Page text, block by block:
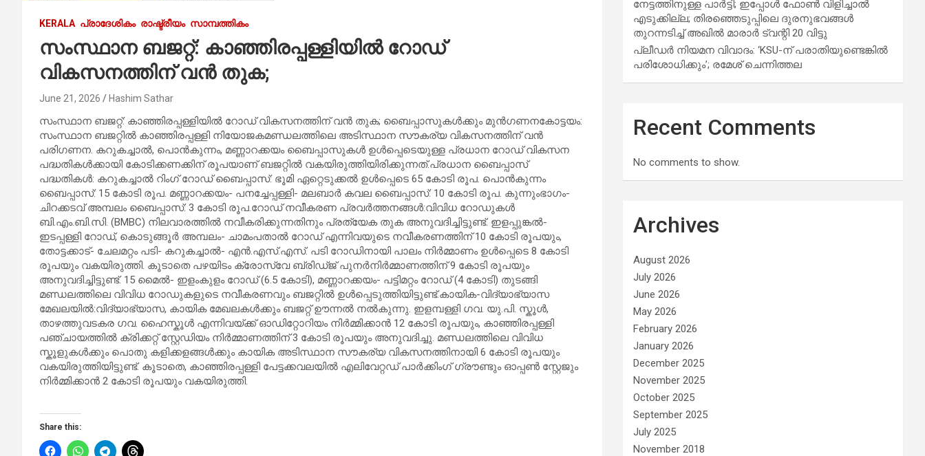
KERALA പ്രാദേശികം രാഷ്ട്രീയം സാമ്പത്തികം
സംസ്ഥാന ബജറ്റ്: കാഞ്ഞിരപ്പള്ളിയിൽ റോഡ്
വികസനത്തിന് വൻ തുക;
June 21, 2026 Hashim Sathar
സംസ്ഥാന ബജറ്റ്: കാഞ്ഞിരപ്പള്ളിയിൽ റോഡ് വികസനത്തിന് വൻ തുക; ബൈപ്പാസുകൾക്കും മുൻഗണനകോട്ടയം:
സംസ്ഥാന ബജറ്റിൽ കാഞ്ഞിരപ്പള്ളി നിയോജകമണ്ഡലത്തിലെ അടിസ്ഥാന സൗകര്യ വികസനത്തിന് വൻ
പരിഗണന. കറുകച്ചാൽ, പൊൻകുന്നം, മണ്ണാറക്കയം ബൈപ്പാസുകൾ ഉൾപ്പെടെയുള്ള പ്രധാന റോഡ് വികസന
പദ്ധതികൾക്കായി കോടിക്കണക്കിന് രൂപയാണ് ബജറ്റിൽ വകയിരുത്തിയിരിക്കുന്നത്.പ്രധാന ബൈപ്പാസ്
പദ്ധതികൾ: കറുകച്ചാൽ റിംഗ് റോഡ് ബൈപ്പാസ്: ഭൂമി ഏറ്റെടുക്കൽ ഉൾപ്പെടെ 65 കോടി രൂപ. പൊൻകുന്നം
ബൈപ്പാസ്: 15 കോടി രൂപ. മണ്ണാറക്കയം- പനച്ചേപ്പള്ളി- മലബാർ കവല ബൈപ്പാസ്: 10 കോടി രൂപ. കുന്നുംഭാഗം-
ചിറക്കടവ് അമ്പലം ബൈപ്പാസ്: 3 കോടി രൂപ.റോഡ് നവീകരണ പ്രവർത്തനങ്ങൾ:വിവിധ റോഡുകൾ
ബി.എം.ബി.സി. (BMBC) നിലവാരത്തിൽ നവീകരിക്കുന്നതിനും പ്രത്യേക തുക അനുവദിച്ചിട്ടുണ്ട്. ഇളപ്പുങ്കൽ-
ഇടപ്പള്ളി റോഡ്, കൊടുങ്ങൂർ അമ്പലം- ചാമംപതാൽ റോഡ് എന്നിവയുടെ നവീകരണത്തിന് 10 കോടി രൂപയും,
തോട്ടക്കാട്- ചേലമറ്റം പടി- കറുകച്ചാൽ- എൻ.എസ്.എസ്. പടി റോഡിനായി പാലം നിർമ്മാണം ഉൾപ്പെടെ 8 കോടി
രൂപയും വകയിരുത്തി. കൂടാതെ പഴയിടം ക്രോസ്‌വേ ബ്രിഡ്ജ് പുനർനിർമ്മാണത്തിന് 9 കോടി രൂപയും
അനുവദിച്ചിട്ടുണ്ട്. 15 മൈൽ- ഇളംകുളം റോഡ് (6.5 കോടി), മണ്ണാറക്കയം- പട്ടിമറ്റം റോഡ് (4 കോടി) തുടങ്ങി
മണ്ഡലത്തിലെ വിവിധ റോഡുകളുടെ നവീകരണവും ബജറ്റിൽ ഉൾപ്പെടുത്തിയിട്ടുണ്ട്.കായിക-വിദ്യാഭ്യാസ
മേഖലയിൽ:വിദ്യാഭ്യാസ, കായിക മേഖലകൾക്കും ബജറ്റ് ഊന്നൽ നൽകുന്നു. ഇളമ്പള്ളി ഗവ. യു.പി. സ്കൂൾ,
താഴത്തുവടകര ഗവ. ഹൈസ്കൂൾ എന്നിവയ്ക്ക് ഓഡിറ്റോറിയം നിർമ്മിക്കാൻ 12 കോടി രൂപയും, കാഞ്ഞിരപ്പള്ളി
പഞ്ചായത്തിൽ ക്രിക്കറ്റ് സ്റ്റേഡിയം നിർമ്മാണത്തിന് 3 കോടി രൂപയും അനുവദിച്ചു. മണ്ഡലത്തിലെ വിവിധ
സ്കൂളുകൾക്കും പൊതു കളിക്കളങ്ങൾക്കും കായിക അടിസ്ഥാന സൗകര്യ വികസനത്തിനായി 6 കോടി രൂപയും
വകയിരുത്തിയിട്ടുണ്ട്. കൂടാതെ, കാഞ്ഞിരപ്പള്ളി പേട്ടക്കവലയിൽ എലിവേറ്റഡ് പാർക്കിംഗ് ഗ്രൗണ്ടും ഓപ്പൺ സ്റ്റേജും
നിർമ്മിക്കാൻ 2 കോടി രൂപയും വകയിരുത്തി.
Share this:
നേട്ടത്തിനുള്ള പാര്‍ട്ടി; ഇപ്പോള്‍ ഫോണ്‍ വിളിച്ചാല്‍
എടുക്കില്ല; തിരഞ്ഞെടുപ്പിലെ ദുരനുഭവങ്ങള്‍
തുറന്നടിച്ച് അഖില്‍ മാരാര്‍ ട്വന്റി 20 വിട്ടു
പ്ലീഡർ നിയമന വിവാദം: ‘KSU-ന് പരാതിയുണ്ടെങ്കിൽ
പരിശോധിക്കും’; രമേശ് ചെന്നിത്തല
Recent Comments
No comments to show.
Archives
August 2026
July 2026
June 2026
May 2026
February 2026
January 2026
December 2025
November 2025
October 2025
September 2025
July 2025
November 2018